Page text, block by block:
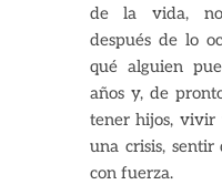
de la vida, no
después de lo
qué alguien
años y, de
tener hijos, vivir
una crisis,
con fuerza.